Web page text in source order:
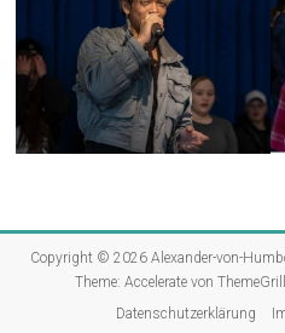
Copyright © 2026Alexander-von-
Theme:Accelerate von
Datenschutzerklärung